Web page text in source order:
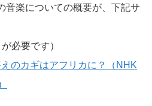
音楽についての概要が、下記サ
必要です）
のカギはアフリカに？（NHK